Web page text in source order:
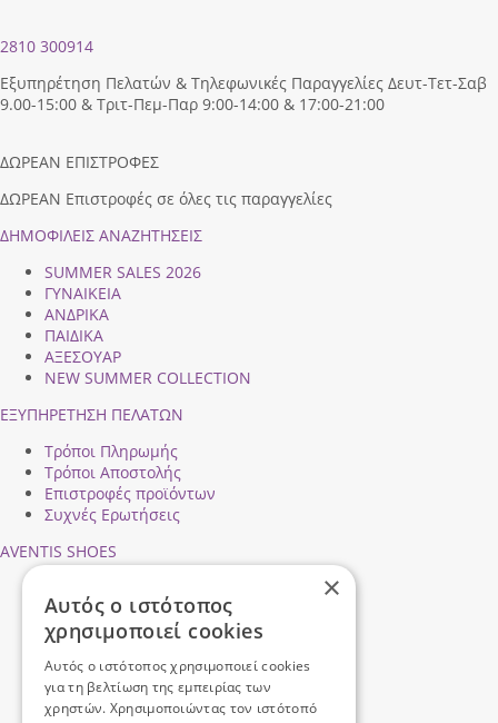
2810 300914
Εξυπηρέτηση Πελατών & Τηλεφωνικές Παραγγελίες Δευτ-Τετ-Σαβ
9.00-15:00 & Τριτ-Πεμ-Παρ 9:00-14:00 & 17:00-21:00
ΔΩΡΕΑΝ ΕΠΙΣΤΡΟΦΕΣ
ΔΩΡΕΑΝ Επιστροφές σε όλες τις παραγγελίες
ΔΗΜΟΦΙΛEIΣ ΑΝΑΖΗΤΗΣΕΙΣ
SUMMER SALES 2026
ΓΥΝΑΙΚΕΙΑ
ΑΝΔΡΙΚΑ
ΠΑΙΔΙΚΑ
ΑΞΕΣΟΥΑΡ
NEW SUMMER COLLECTION
ΕΞΥΠΗΡΕΤΗΣΗ ΠΕΛΑΤΩΝ
Τρόποι Πληρωμής
Τρόποι Αποστολής
Επιστροφές προϊόντων
Συχνές Ερωτήσεις
AVENTIS SHOES
Ασφάλεια Συναλλαγών
Προσωπικά Δεδομένα
Όροι Χρήσης
×
Αυτός ο ιστότοπος
χρησιμοποιεί cookies
Αυτός ο ιστότοπος χρησιμοποιεί cookies
για τη βελτίωση της εμπειρίας των
χρηστών. Χρησιμοποιώντας τον ιστότοπό